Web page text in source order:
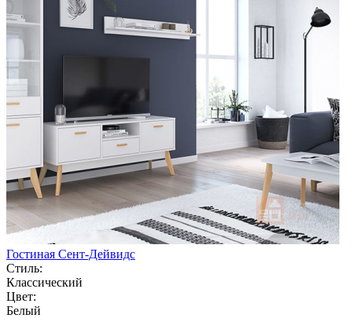
Гостиная Сент-Дейвидс
Стиль:
Классический
Цвет:
Белый